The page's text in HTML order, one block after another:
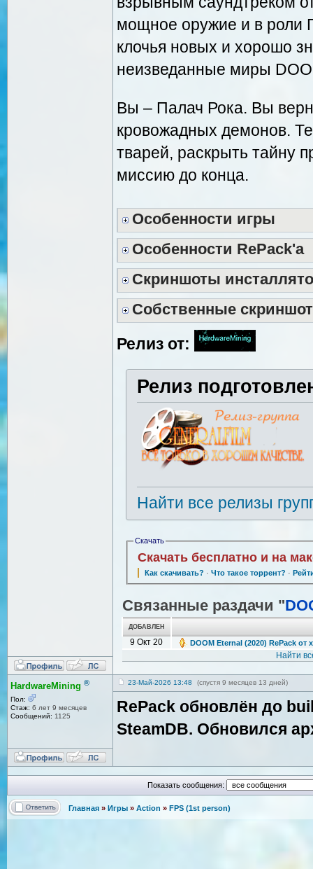
мощное оружие и в роли
клочья новых и хорошо
неизведанные миры
Вы – Палач Рока. Вы
кровожадных демонов.
тварей, раскрыть тайну
миссию до конца.
Особенности игры
Особенности RePack'a
Скриншоты
Собственные
Релиз от:
Релиз
Найти все релизы
Скачать
Скачать бесплатно и на
Как скачивать? · Что такое торрент? ·
Связанные раздачи "
ДОБАВЛЕН
9 Окт 20 DOOM Eternal (2020) RePack от
Найти
HardwareMining ®
Пол:
Стаж: 6 лет 9 месяцев
Сообщений: 1125
23-Май-2026 13:48 (спустя 9 месяцев 13 дней)
RePack обновлён до
SteamDB. Обновился
Показать сообщения:
Главная » Игры » Action » FPS (1st person)